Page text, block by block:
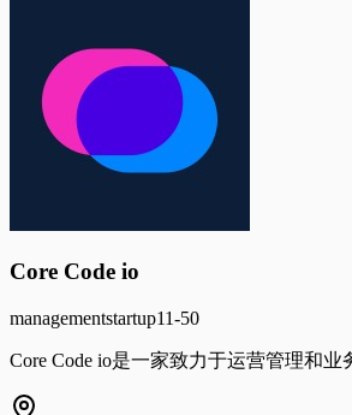
Core Code io
managementstartup11-50
Core Code io是一家致力于运营管理和